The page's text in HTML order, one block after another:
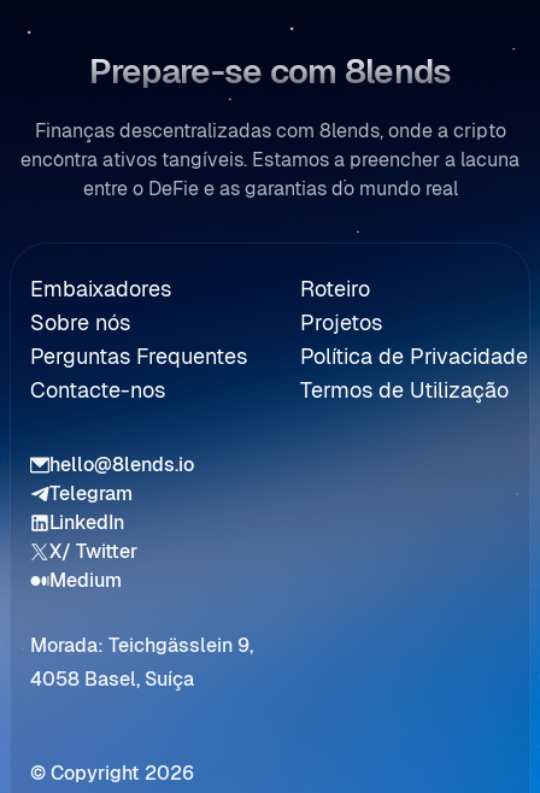
Prepare-se com 8lends
Finanças descentralizadas com 8lends, onde a cripto
encontra ativos tangíveis. Estamos a preencher a lacuna
entre o DeFie e as garantias do mundo real
Embaixadores
Sobre nós
Perguntas Frequentes
Contacte-nos
Roteiro
Projetos
Política de Privacidade
Termos de Utilização
hello@8lends.io
Telegram
LinkedIn
X/ Twitter
Medium
Morada: Teichgässlein 9,
4058 Basel, Suíça
© Copyright 2026